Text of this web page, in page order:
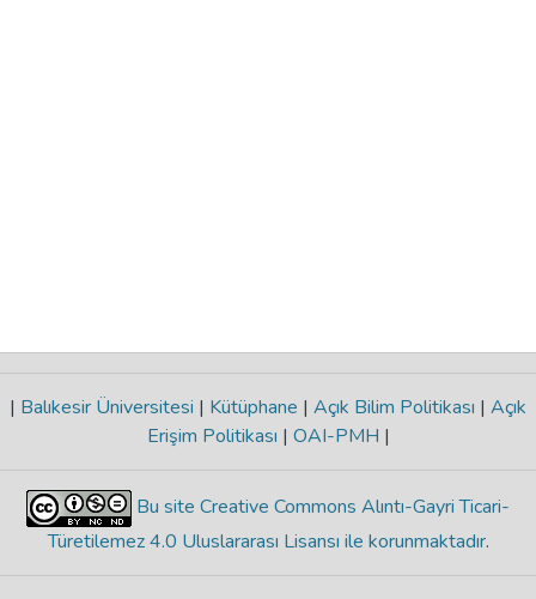
| Balıkesir Üniversitesi | Kütüphane | Açık Bilim Politikası | Açık
Erişim Politikası | OAI-PMH |
Bu site Creative Commons Alıntı-Gayri Ticari-
Türetilemez 4.0 Uluslararası Lisansı ile korunmaktadır.